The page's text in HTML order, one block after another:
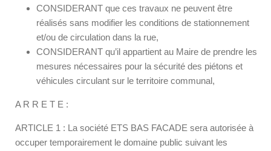
CONSIDERANT que ces travaux ne peuvent être
réalisés sans modifier les conditions de stationnement
et/ou de circulation dans la rue,
CONSIDERANT qu’il appartient au Maire de prendre les
mesures nécessaires pour la sécurité des piétons et
véhicules circulant sur le territoire communal,
A R R E T E :
ARTICLE 1 : La société ETS BAS FACADE sera autorisée à
occuper temporairement le domaine public suivant les